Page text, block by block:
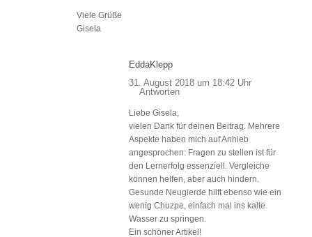
Viele Grüße
Gisela
EddaKlepp
31. August 2018 um 18:42 Uhr
Antworten
Liebe Gisela,
vielen Dank für deinen Beitrag. Mehrere
Aspekte haben mich auf Anhieb
angesprochen: Fragen zu stellen ist für
den Lernerfolg essenziell. Vergleiche
können helfen, aber auch hindern.
Gesunde Neugierde hilft ebenso wie ein
wenig Chuzpe, einfach mal ins kalte
Wasser zu springen.
Ein schöner Artikel!